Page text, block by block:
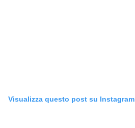
Visualizza questo post su Instagram